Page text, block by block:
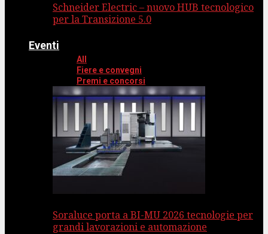
Schneider Electric – nuovo HUB tecnologico
per la Transizione 5.0
Eventi
All
Fiere e convegni
Premi e concorsi
Soraluce porta a BI-MU 2026 tecnologie per
grandi lavorazioni e automazione